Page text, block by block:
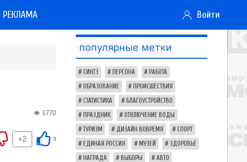
РЕКЛАМА Войти
1770
3
+2
популярные метки
СИНТЗ ПЕРСОНА РАБОТА
ОБРАЗОВАНИЕ ПРОИСШЕСТВИЯ
СТАТИСТИКА БЛАГОУСТРОЙСТВО
ПРАЗДНИК ОТКЛЮЧЕНИЕ ВОДЫ
ТУРИЗМ ДИЗАЙН ВОВРЕМЯ СПОРТ
ЕДИНАЯ РОССИЯ МУЗЕЙ ЗДОРОВЬЕ
НАГРАДА ВЫБОРЫ АВТО